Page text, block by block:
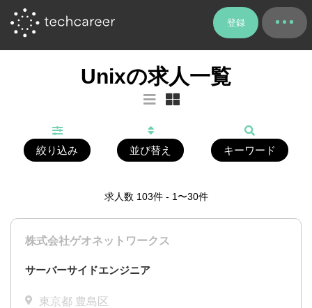
登録
Unixの求人一覧
絞り込み 並び替え キーワード
求人数 103件 - 1〜30件
株式会社ゲオネットワークス
サーバーサイドエンジニア
東京都 豊島区